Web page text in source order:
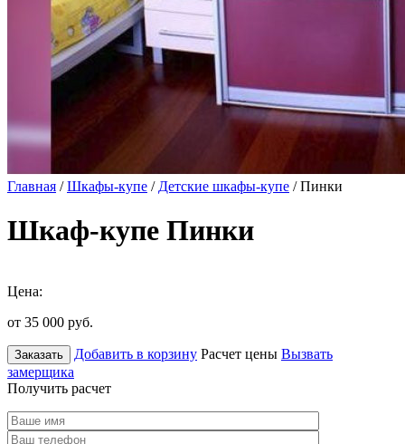
Главная /Шкафы-купе / Детские шкафы-купе / Пинки
Шкаф-купе Пинки
Цена:
от 35 000 руб.
Заказать Добавить в корзину Расчет цены Вызвать
замерщика
Получить расчет